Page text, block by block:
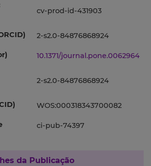
cv-prod-id-431903
2-s2.0-84876868924
10.1371/journal.pone.0062964
2-s2.0-84876868924
WOS:000318343700082
ci-pub-74397
da Publicação